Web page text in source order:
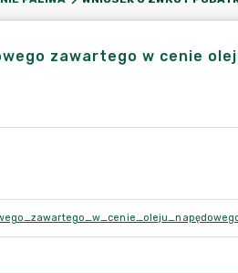
zawartego w cenie